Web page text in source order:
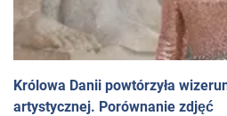
Królowa Danii powtórzyła
artystycznej. Porównanie zdjęć